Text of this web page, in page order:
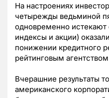
На настроениях
четырежды ведьминой
одновременно
индексы и акции)
понижении кредитного
рейтинговым
Вчерашние результаты
американского